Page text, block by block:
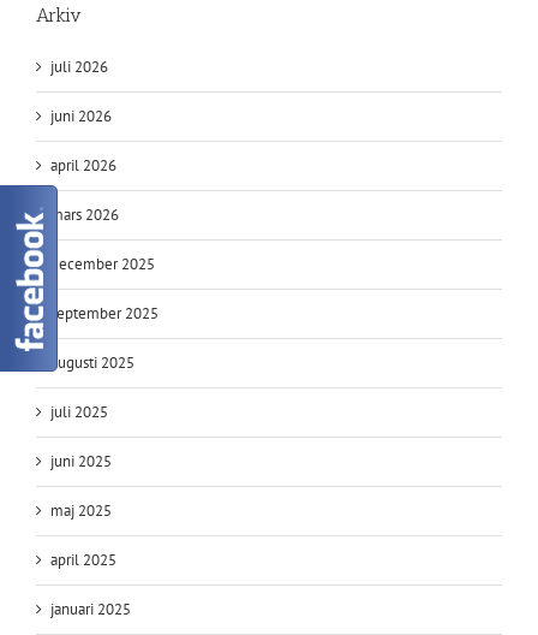
Arkiv
juli 2026
juni 2026
april 2026
mars 2026
december 2025
september 2025
augusti 2025
juli 2025
juni 2025
maj 2025
april 2025
januari 2025